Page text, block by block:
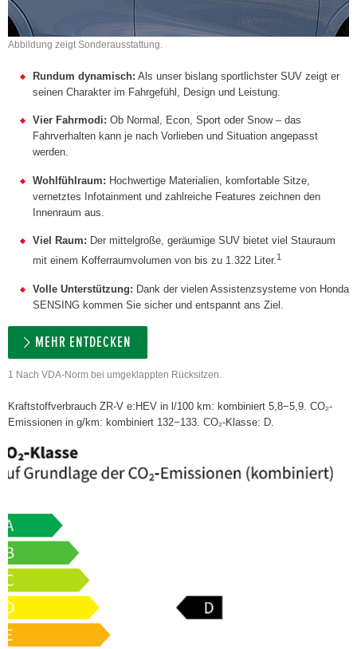
Abbildung zeigt Sonderausstattung.
Rundum dynamisch: Als unser bislang sportlichster SUV zeigt er
seinen Charakter im Fahrgefühl, Design und Leistung.
Vier Fahrmodi: Ob Normal, Econ, Sport oder Snow – das
Fahrverhalten kann je nach Vorlieben und Situation angepasst
werden.
Wohlfühlraum: Hochwertige Materialien, komfortable Sitze,
vernetztes Infotainment und zahlreiche Features zeichnen den
Innenraum aus.
Viel Raum: Der mittelgroße, geräumige SUV bietet viel Stauraum
mit einem Kofferraumvolumen von bis zu 1.322 Liter.1
Volle Unterstützung: Dank der vielen Assistenzsysteme von Honda
SENSING kommen Sie sicher und entspannt ans Ziel.
MEHR ENTDECKEN
1 Nach VDA-Norm bei umgeklappten Rücksitzen.
Kraftstoffverbrauch ZR-V e:HEV in l/100 km: kombiniert 5,8−5,9. CO₂-
Emissionen in g/km: kombiniert 132−133. CO₂-Klasse: D.